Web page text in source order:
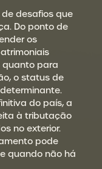
desafios que
Do ponto de
os
quanto para
o status de
do país, a
à tributação
no exterior.
pode
quando não há